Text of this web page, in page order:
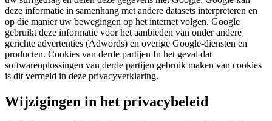
deze informatie in samenhang met andere datasets interpreteren en
op die manier uw bewegingen op het internet volgen. Google
gebruikt deze informatie voor het aanbieden van onder andere
gerichte advertenties (Adwords) en overige Google-diensten en
producten. Cookies van derde partijen In het geval dat
softwareoplossingen van derde partijen gebruik maken van cookies
is dit vermeld in deze privacyverklaring.
Wijzigingen in het privacybeleid